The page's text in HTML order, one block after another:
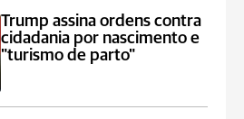
Trump assina ordens contra
cidadania por nascimento e
"turismo de parto"